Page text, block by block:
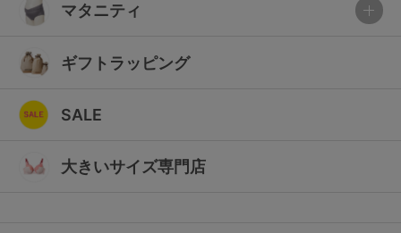
マタニティ
ギフトラッピング
SALE
大きいサイズ専門店